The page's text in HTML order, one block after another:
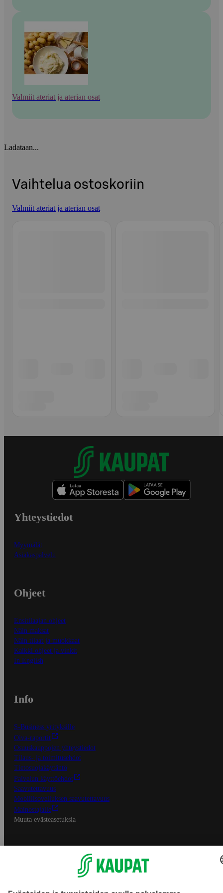
Valmiit ateriat ja aterian osat
Ladataan...
Vaihtelua ostoskoriin
Valmiit ateriat ja aterian osat
Yhteystiedot
Myymälät
Asiakaspalvelu
Ohjeet
Ensitilaajan ohjeet
Näin maksat
Näin tilaat ja muokkaat
Kaikki ohjeet ja vinkit
In English
Info
S-Business yrityksille
Oiva-raportit
Osuuskauppojen yhteystiedot
Tilaus- ja toimitusehdot
Tietosuojakäytäntö
Palvelun käyttöehdot
Saavutettavuus
Mobiilisovelluksen saavutettavuus
Mainostajalle
Muuta evästeasetuksia
S-ryhmän palvelut